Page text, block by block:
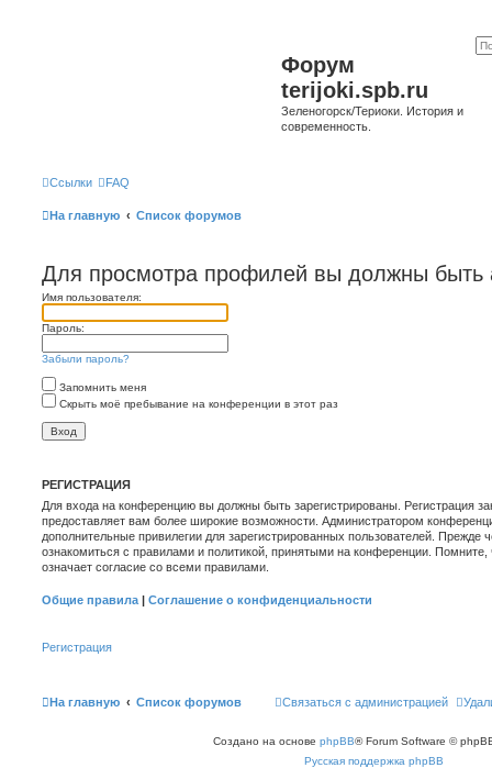
Форум
terijoki.spb.ru
Зеленогорск/Териоки. История и
современность.
Ссылки FAQ
На главную Список форумов
Для просмотра профилей вы должны быть
Имя пользователя:
Пароль:
Забыли пароль?
Запомнить меня
Скрыть моё пребывание на конференции в этот раз
РЕГИСТРАЦИЯ
Для входа на конференцию вы должны быть зарегистрированы. Регистрация
предоставляет вам более широкие возможности. Администратором
дополнительные привилегии для зарегистрированных пользователей. Прежде
ознакомиться с правилами и политикой, принятыми на конференции.
означает согласие со всеми правилами.
Общие правила | Соглашение о конфиденциальности
Регистрация
На главную Список форумов Связаться с администрацией
Создано на основе phpBB® Forum Software ©
Русская поддержка phpBB